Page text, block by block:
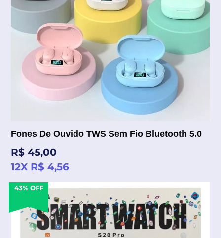
Fones De Ouvido TWS Sem Fio Bluetooth 5.0
Preço
normal
R$ 45,00
12X R$ 4,56
43% OFF